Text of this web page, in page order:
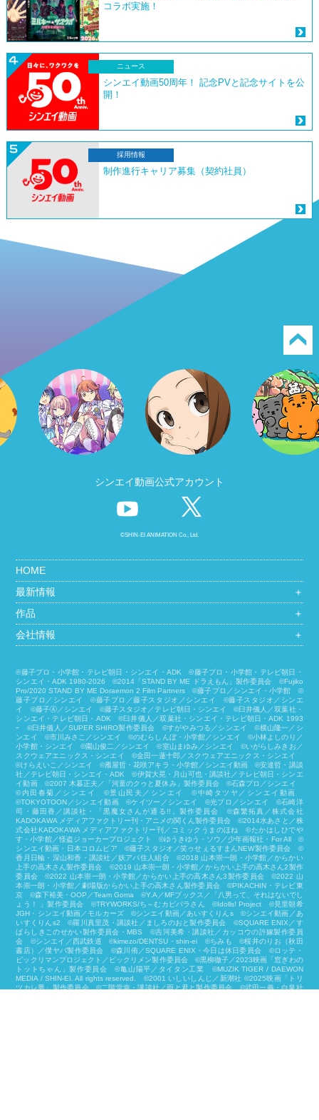
コラボ実施！
ニュース
シンエイ動画50周年！ 記念PVと記念サイトを公
開！
採用情報
制作進行キャリア募集（契約社員）
シンエイ動画公式アカウント
©SHIN-EI ANIMATION Co., Ltd.
HOME
最新情報
＋
作品
＋
会社情報
＋
©藤子プロ・小学館・テレビ朝日・シンエイ・ADK ©藤子プロ・小学館・テレビ朝日・
シンエイ・ADK 1980-2026 ©2014「STAND BY ME ドラえもん」製作委員会 ©Fujiko
Pro/2020 STAND BY ME Doraemon 2 Film Partners ©藤子プロ／シンエイ・小学館 ©
藤子プロ／シンエイ ©藤子プロ／藤子スタジオ／シンエイ ©藤子スタジオ／シンエ
イ ©藤子Ⓐ／シンエイ ©藤子スタジオ／テレビ朝日・シンエイ ©臼井儀人／双葉社・
シンエイ・テレビ朝日・ADK ©臼井儀人／双葉社・シンエイ・テレビ朝日・ADK 1993
ｰ ©臼井儀人／SUPER SHIRO製作委員会 ©すがやみつる／シンエイ ©横山隆一／シ
ンエイ ©市川みさこ／シンエイ ©のむらしんぼ・小学館／シンエイ ©小林よしのり／
小学館・シンエイ ©園山俊二／シンエイ ©室山まゆみ／シンエイ ©いがらしみきお／
スクウェアエニックス・シンエイ ©金田一蓮十郎／スクウェアエニックス・シンエイ
©けらえいこ／シンエイ ©雁屋哲・花咲アキラ・小学館／シンエイ動画 ©安達哲・講談
社／テレビ朝日・シンエイ・ADK ©伊賀大晃・月山可也・講談社／テレビ朝日・シンエ
イ動画 ©2007 木暮正夫／「河童のクゥと夏休み」製作委員会 ©石森プロ／シンエイ
©内田春菊／シンエイ ©景山民夫／シンエイ ©中崎タツヤ／シンエイ動画
©︎TOKYOTOON／シンエイ動画 ©ケイツー／シンエイ ©光プロ／シンエイ ©石崎洋
司・藤田香／講談社・「黒魔女さんが通る!!」製作委員会 ©森繁拓真／株式会社
KADOKAWA メディアファクトリー刊・アニメの関くん製作委員会 ©2014水あさと／株
式会社KADOKAWA メディアファクトリー刊／コミックうまのほね ©たかはしひでや
す・小学館／怪盗ジョーカープロジェクト ©ゆうきゆう・ソウ／少年画報社・For All ©
シンエイ動画・日本コロムビア ©藤子スタジオ／笑ゥせぇるすまんNEW製作委員会 ©
香月日輪・深山和香・講談社／妖アパ住人組合 ©2018 山本崇一朗・小学館／からかい
上手の高木さん製作委員会 ©2019 山本崇一朗・小学館／からかい上手の高木さん2製作
委員会 ©2022 山本崇一朗・小学館／からかい上手の高木さん3製作委員会 ©2022 山
本崇一朗・小学館／劇場版からかい上手の高木さん製作委員会 ©PIKACHIN・テレビ東
京 ©森下裕美・OOP／Team Goma ©Y.A／MFブックス／「八男って、それはないでし
ょう！ 」製作委員会 ©TRYWORKS/ち～むカピバラさん ©︎Idolls! Project ©見里朝希
JGH・シンエイ動画／モルカーズ ©シンエイ動画／あいすくりんs ©シンエイ動画／あ
いすくりんs2 ©羅川真里茂・講談社／ましろのおと製作委員会 ©SQUARE ENIX／す
ばらしきこのせかい製作委員会・MBS ©吉河美希・講談社／カッコウの許嫁製作委員
会 ©シンエイ／西武鉄道 ©kimezo/DENTSU・shin-ei ©ちみも ©桜井のりお（秋田
書店）／僕ヤバ製作委員会 ©森川侑／SQUARE ENIX・今日は休日委員会 ©ロッテ・
ビックリマンプロジェクト／ビックリメン製作委員会 ©黒柳徹子／2023映画「窓ぎわの
トットちゃん」製作委員会 ©亀山陽平／タイタン工業 ©MUZIK TIGER / DAEWON
MEDIA / SHIN-EI. All rights reserved. ©2001 いしいしんじ／新潮社 ©2025映画「トリ
ツカレ男」製作委員会 ©二階堂幸・講談社／雨と君と製作委員会 ©武田一義・白泉社